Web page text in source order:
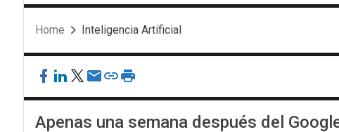
Home Inteligencia Artificial
Apenas una semana después del